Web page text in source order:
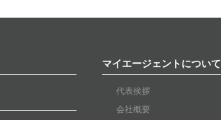
マイエージェントについて
代表挨拶
会社概要